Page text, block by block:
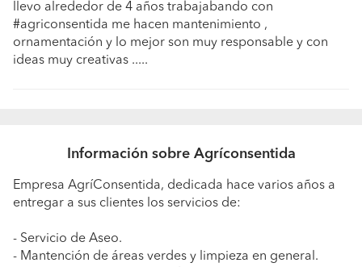
llevo alrededor de 4 años trabajabando con
#agriconsentida me hacen mantenimiento ,
ornamentación y lo mejor son muy responsable y con
ideas muy creativas .....
Información sobre Agríconsentida
Empresa AgríConsentida, dedicada hace varios años a
entregar a sus clientes los servicios de:
- Servicio de Aseo.
- Mantención de áreas verdes y limpieza en general.